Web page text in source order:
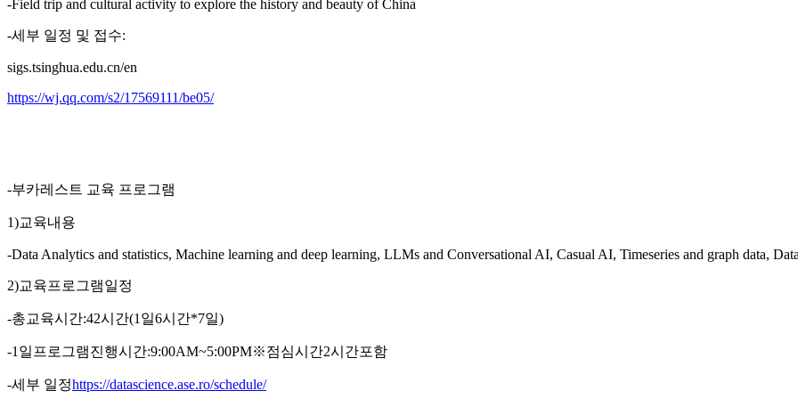
-Field trip and cultural activity to explore the history and beauty of China
-세부 일정 및 접수:
sigs.tsinghua.edu.cn/en
https://wj.qq.com/s2/17569111/be05/
-부카레스트 교육 프로그램
1)교육내용
-Data Analytics and statistics, Machine learning and deep learning, LLMs and Conversational AI, Casual AI, Timeseries and graph data,
2)교육프로그램일정
-총교육시간:42시간(1일6시간*7일)
-1일프로그램진행시간:9:00AM~5:00PM※점심시간2시간포함
-세부 일정https://datascience.ase.ro/schedule/